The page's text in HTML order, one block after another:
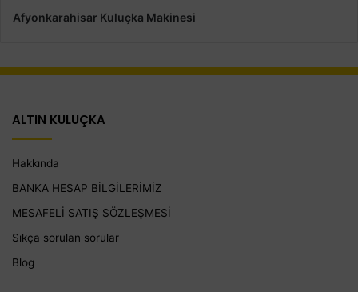
Afyonkarahisar Kuluçka Makinesi
ALTIN KULUÇKA
Hakkında
BANKA HESAP BİLGİLERİMİZ
MESAFELİ SATIŞ SÖZLEŞMESİ
Sıkça sorulan sorular
Blog